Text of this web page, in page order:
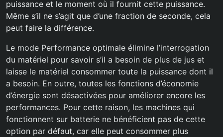
puissance et le moment où il fournit cette puissance.
Même s’il ne s’agit que d’une fraction de seconde, cela
peut faire la différence.
Le mode Performance optimale élimine l’interrogation
du matériel pour savoir s’il a besoin de plus de jus et
laisse le matériel consommer toute la puissance dont il
a besoin. En outre, toutes les fonctions d’économie
d’énergie sont désactivées pour améliorer encore les
performances. Pour cette raison, les machines qui
fonctionnent sur batterie ne bénéficient pas de cette
option par défaut, car elle peut consommer plus